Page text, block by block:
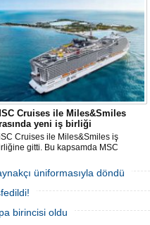
ve seçkin villaları da içeren koca bir
adadır.
Cruises ile Miles&Smiles
yeni iş birliği
Cruises ile Miles&Smiles iş
gitti. Bu kapsamda MSC
her 1 Euro için 1 mil kazanma
sunulacak.
üniformasıyla döndü
birincisi oldu